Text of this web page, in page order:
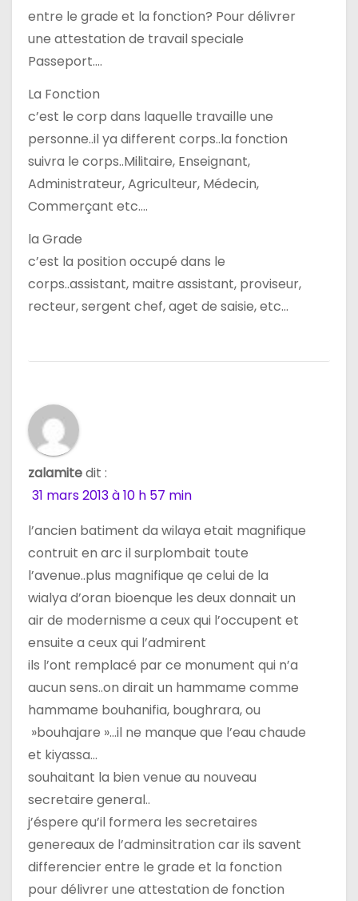
r
t
c
e
entre le grade et la fonction? Pour délivrer
une attestation de travail speciale
Passeport….
La Fonction
c’est le corp dans laquelle travaille une
personne..il ya different corps..la fonction
suivra le corps..Militaire, Enseignant,
Administrateur, Agriculteur, Médecin,
Commerçant etc….
la Grade
c’est la position occupé dans le
corps..assistant, maitre assistant, proviseur,
recteur, sergent chef, aget de saisie, etc…
zalamitedit :
31 mars 2013 à 10 h 57 min
l’ancien batiment da wilaya etait magnifique
contruit en arc il surplombait toute
l’avenue..plus magnifique qe celui de la
wialya d’oran bioenque les deux donnait un
air de modernisme a ceux qui l’occupent et
ensuite a ceux qui l’admirent
ils l’ont remplacé par ce monument qui n’a
aucun sens..on dirait un hammame comme
hammame bouhanifia, boughrara, ou
»bouhajare »…il ne manque que l’eau chaude
et kiyassa…
souhaitant la bien venue au nouveau
secretaire general..
j’éspere qu’il formera les secretaires
genereaux de l’adminsitration car ils savent
differencier entre le grade et la fonction
pour délivrer une attestation de fonction